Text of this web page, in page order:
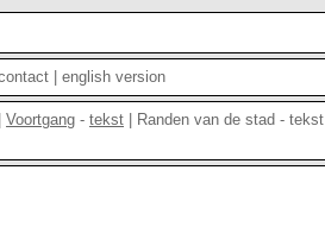
english version
Voortgang - tekst Randen van de stad - tekst